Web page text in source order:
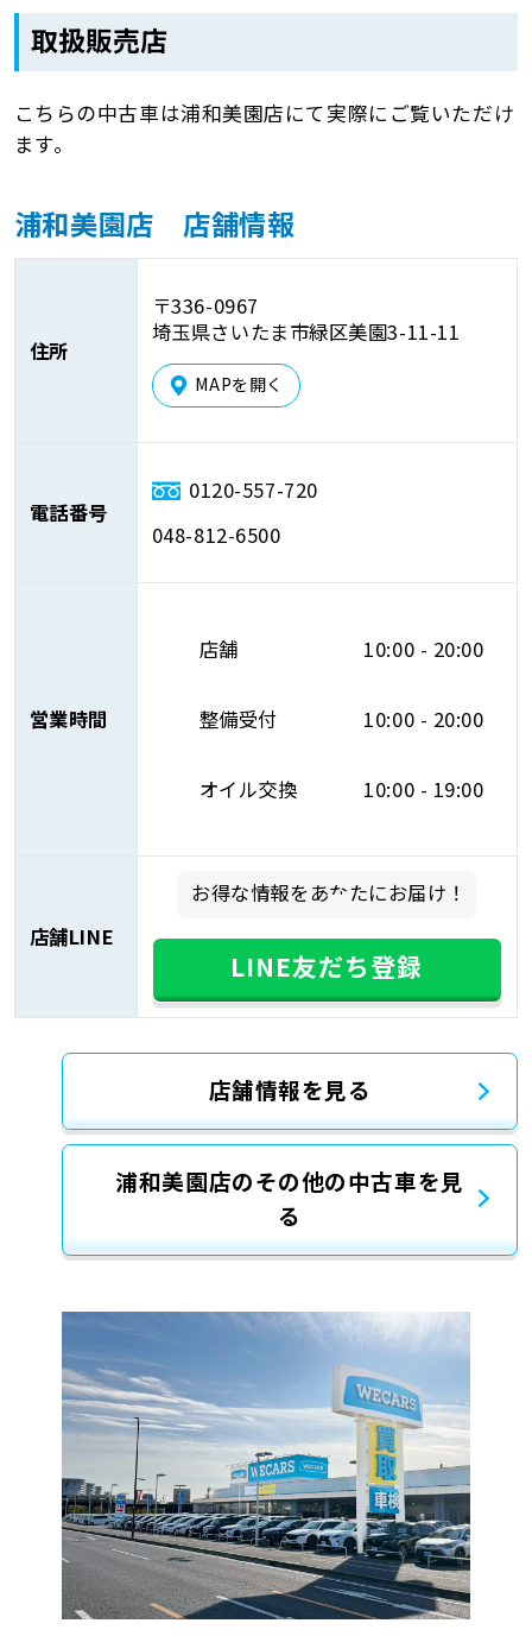
取扱販売店
こちらの中古車は浦和美園店にて実際にご覧いただけ
ます。
浦和美園店 店舗情報
住所
〒336-0967
埼玉県さいたま市緑区美園3-11-11
MAPを開く
電話番号
0120-557-720
048-812-6500
営業時間
店舗 10:00 - 20:00
整備受付 10:00 - 20:00
オイル交換 10:00 - 19:00
店舗LINE
お得な情報をあなたにお届け！
LINE友だち登録
店舗情報を見る
浦和美園店のその他の中古車を見
る